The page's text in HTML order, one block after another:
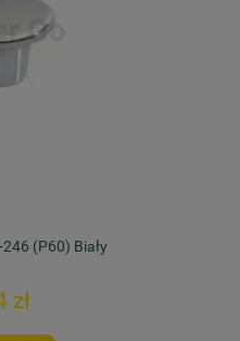
(P60) Biały
zł